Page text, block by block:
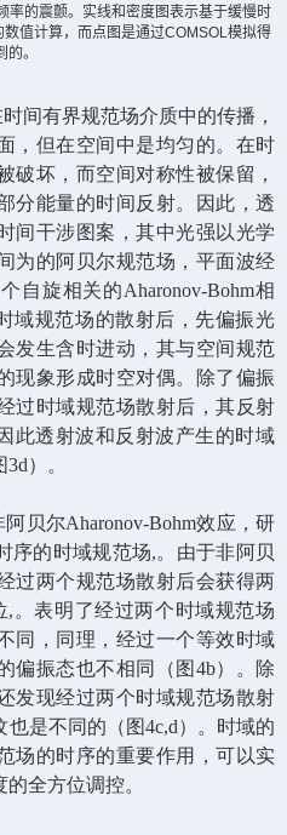
率的震颤。实线和密度图表示基于缓慢时
数值计算，而点图是通过COMSOL模拟得
的。
间有界规范场介质中的传播，
，但在空间中是均匀的。在时
破坏，而空间对称性被保留，
分能量的时间反射。因此，透
间干涉图案，其中光强以光学
为的阿贝尔规范场，平面波经
自旋相关的Aharonov-Bohm相
域规范场的散射后，先偏振光
发生含时进动，其与空间规范
现象形成时空对偶。除了偏振
过时域规范场散射后，其反射
此透射波和反射波产生的时域
3d）。
阿贝尔Aharonov-Bohm效应，研
序的时域规范场,。由于非阿贝
过两个规范场散射后会获得两
, 。表明了经过两个时域规范场
同，同理，经过一个等效时域
偏振态也不相同（图 4b）。除
发现经过两个时域规范场散射
也是不同的（图4c,d）。时域的
场的时序的重要作用，可以实
全方位调控。